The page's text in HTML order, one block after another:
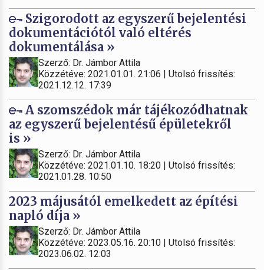
Szigorodott az egyszerű bejelentési
dokumentációtól való eltérés
dokumentálása »
Szerző: Dr. Jámbor Attila
Közzétéve: 2021.01.01. 21:06 | Utolsó frissítés:
2021.12.12. 17:39
A szomszédok már tájékozódhatnak
az egyszerű bejelentésű épületekről
is »
Szerző: Dr. Jámbor Attila
Közzétéve: 2021.01.10. 18:20 | Utolsó frissítés:
2021.01.28. 10:50
2023 májusától emelkedett az építési
napló díja »
Szerző: Dr. Jámbor Attila
Közzétéve: 2023.05.16. 20:10 | Utolsó frissítés:
2023.06.02. 12:03